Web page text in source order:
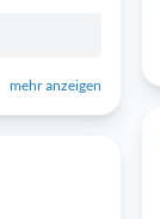
mehr anzeigen